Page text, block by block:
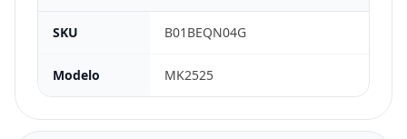
SKU B01BEQN04G
Modelo MK2525